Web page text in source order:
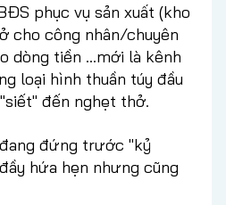
phục vụ sản xuất (kho
cho công nhân/chuyên
dòng tiền …mới là kênh
loại hình thuần túy đầu
đến nghẹt thở.
đứng trước "kỷ
hứa hẹn nhưng cũng